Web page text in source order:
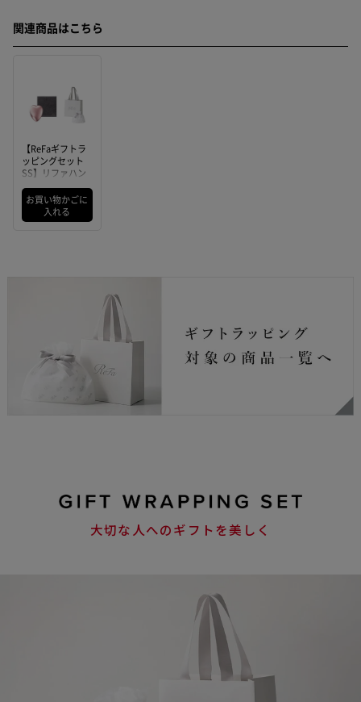
関連商品はこちら
【ReFaギフトラ
ッピングセット
SS】リファハン
グレー） & リフ
ァハートブラシミ
ニ（ローズゴール
お買い物かごに
入れる
大切な人へのギフトを美しく